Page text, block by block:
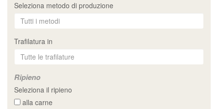
Seleziona metodo di produzione
Trafilatura in
Ripieno
Seleziona il ripieno
alla carne